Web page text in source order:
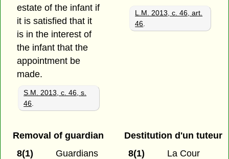
estate of the infant if
it is satisfied that it
is in the interest of
the infant that the
appointment be
made.
S.M. 2013, c. 46, s.
46
L.M. 2013, c. 46, art.
46
Removal of guardian
8(1)
Guardians
Destitution d'un tuteur
8(1)
La Cour